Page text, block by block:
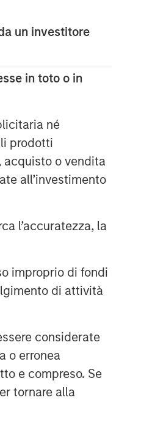
un investitore
in toto o in
né
prodotti
acquisto o vendita
all’investimento
l’accuratezza, la
improprio di fondi
di attività
considerate
o erronea
e compreso. Se
tornare alla